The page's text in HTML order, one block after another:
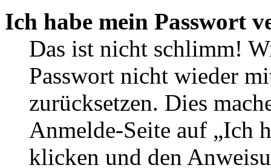
Ich habe mein Passwort
Das ist nicht schlimm!
Passwort nicht wieder
zurücksetzen. Dies
Anmelde-Seite auf „Ich
klicken und den